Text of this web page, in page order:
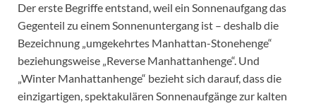
Der erste Begriffe entstand, weil ein Sonnenaufgang das
Gegenteil zu einem Sonnenuntergang ist – deshalb die
Bezeichnung „umgekehrtes Manhattan-Stonehenge“
beziehungsweise „Reverse Manhattanhenge“. Und
„Winter Manhattanhenge“ bezieht sich darauf, dass die
einzigartigen, spektakulären Sonnenaufgänge zur kalten